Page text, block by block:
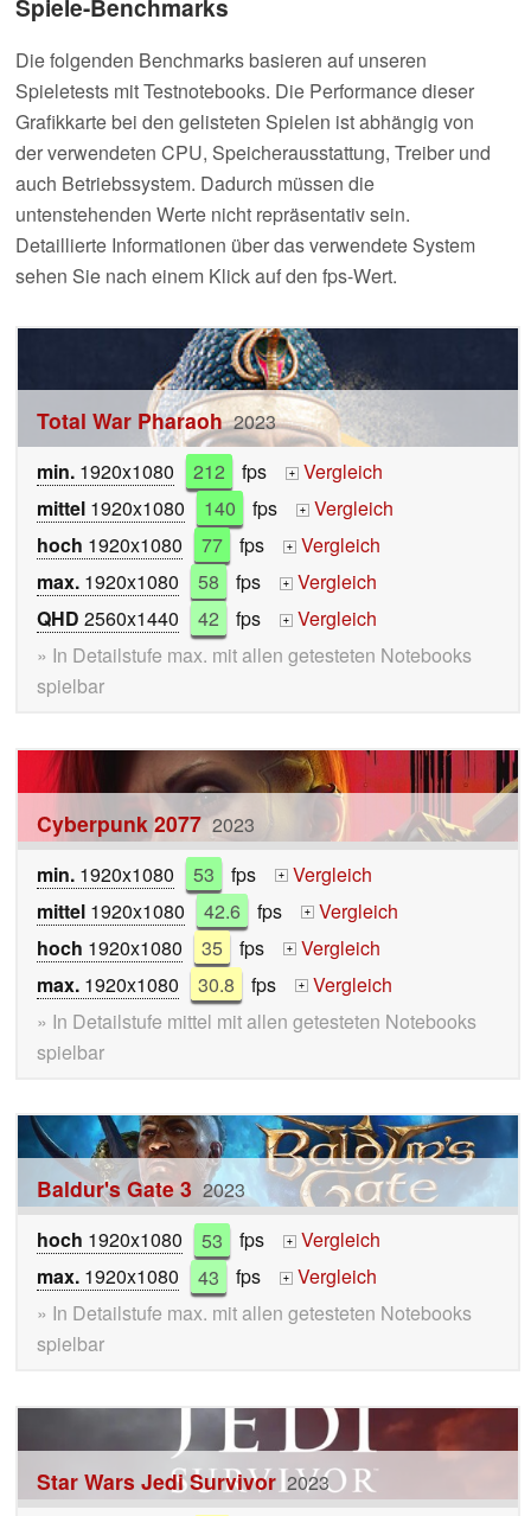
Spiele-Benchmarks
Die folgenden Benchmarks basieren auf unseren
Spieletests mit Testnotebooks. Die Performance dieser
Grafikkarte bei den gelisteten Spielen ist abhängig von
der verwendeten CPU, Speicherausstattung, Treiber und
auch Betriebssystem. Dadurch müssen die
untenstehenden Werte nicht repräsentativ sein.
Detaillierte Informationen über das verwendete System
sehen Sie nach einem Klick auf den fps-Wert.
Total War Pharaoh 2023
min. 1920x1080 212 fps +
Vergleich
mittel 1920x1080 140 fps +
Vergleich
hoch 1920x1080 77 fps +
Vergleich
max. 1920x1080 58 fps +
Vergleich
QHD 2560x1440 42 fps +
Vergleich
» In Detailstufe max. mit allen getesteten Notebooks
spielbar
Cyberpunk 2077 2023
min. 1920x1080 53 fps +
Vergleich
mittel 1920x1080 42.6 fps +
Vergleich
hoch 1920x1080 35 fps +
Vergleich
max. 1920x1080 30.8 fps +
Vergleich
» In Detailstufe mittel mit allen getesteten Notebooks
spielbar
Baldur's Gate 3 2023
hoch 1920x1080 53 fps +
Vergleich
max. 1920x1080 43 fps +
Vergleich
» In Detailstufe max. mit allen getesteten Notebooks
spielbar
Star Wars Jedi Survivor 2023